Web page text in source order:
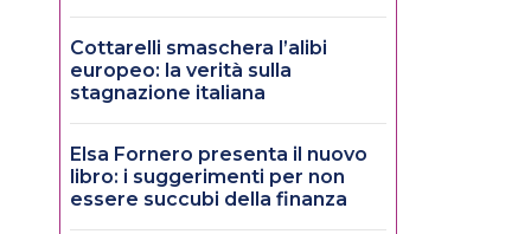
Cottarelli smaschera l’alibi
europeo: la verità sulla
stagnazione italiana
Elsa Fornero presenta il nuovo
libro: i suggerimenti per non
essere succubi della finanza